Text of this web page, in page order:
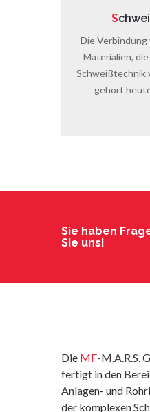
S
Die
Materialien,
Schweißtechnik
gehört
Sie haben
Sie uns!
Die MF-M.A.R.S.
fertigt in den
Anlagen- und
der komplexen